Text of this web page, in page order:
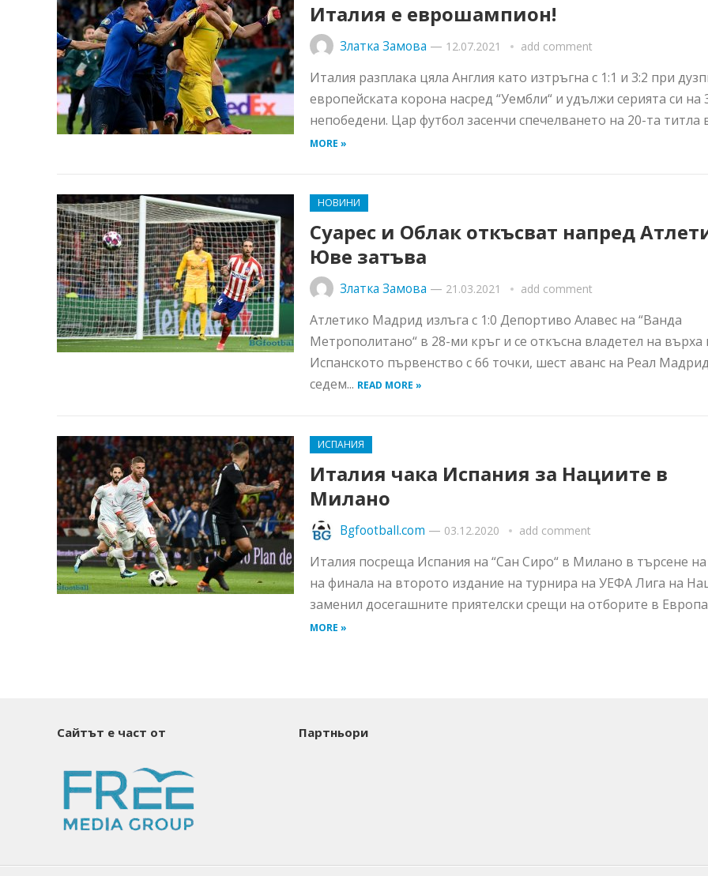
Италия е еврошампион!
Златка Замова — 12.07.2021 add comment
Италия разплака цяла Англия като изтръгна с 1:1 и 3:2 при
европейската корона насред “Уембли“ и удължи серията си на
непобедени. Цар футбол засенчи спечелването на 20-та титла
MORE »
НОВИНИ
Суарес и Облак откъсват напред
Юве затъва
Златка Замова — 21.03.2021 add comment
Атлетико Мадрид излъга с 1:0 Депортиво Алавес на “Ванда
Метрополитано“ в 28-ми кръг и се откъсна владетел на върха
Испанското първенство с 66 точки, шест аванс на Реал
седем... READ MORE »
ИСПАНИЯ
Италия чака Испания за Нациите в
Милано
Bgfootball.com — 03.12.2020 add comment
Италия посреща Испания на “Сан Сиро“ в Милано в търсене
на финала на второто издание на турнира на УЕФА Лига на
заменил досегашните приятелски срещи на отборите в
MORE »
Сайтът е част от Партньори